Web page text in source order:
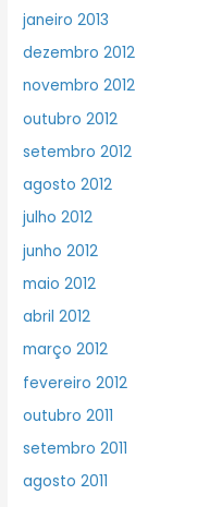
janeiro 2013
dezembro 2012
novembro 2012
outubro 2012
setembro 2012
agosto 2012
julho 2012
junho 2012
maio 2012
abril 2012
março 2012
fevereiro 2012
outubro 2011
setembro 2011
agosto 2011